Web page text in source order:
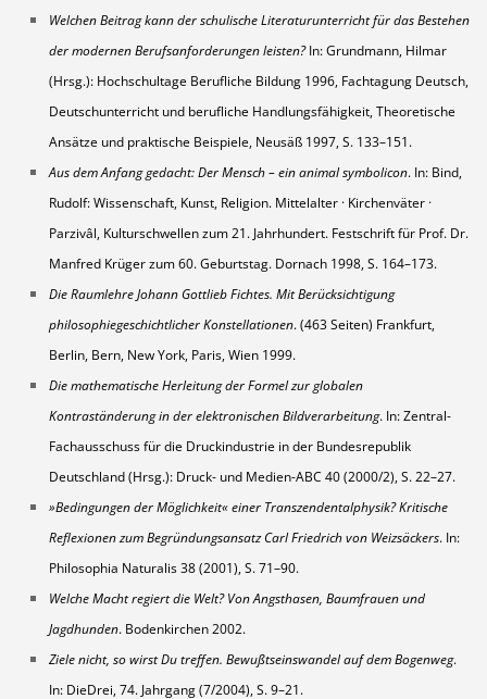
Welchen Beitrag kann der schulische Literaturunterricht für das Bestehen
der modernen Berufsanforderungen leisten?In: Grundmann, Hilmar
(Hrsg.): Hochschultage Berufliche Bildung 1996, Fachtagung Deutsch,
Deutschunterricht und berufliche Handlungsfähigkeit, Theoretische
Ansätze und praktische Beispiele, Neusäß 1997, S. 133–151.
Aus dem Anfang gedacht: Der Mensch – ein animal symbolicon. In: Bind,
Rudolf: Wissenschaft, Kunst, Religion. Mittelalter · Kirchenväter ·
Parzivâl, Kulturschwellen zum 21. Jahrhundert. Festschrift für Prof. Dr.
Manfred Krüger zum 60. Geburtstag. Dornach 1998, S. 164–173.
Die Raumlehre Johann Gottlieb Fichtes. Mit Berücksichtigung
philosophiegeschichtlicher Konstellationen. (463 Seiten) Frankfurt,
Berlin, Bern, New York, Paris, Wien 1999.
Die mathematische Herleitung der Formel zur globalen
Kontraständerung in der elektronischen Bildverarbeitung. In: Zentral-
Fachausschuss für die Druckindustrie in der Bundesrepublik
Deutschland (Hrsg.): Druck- und Medien-ABC 40 (2000/2), S. 22–27.
»Bedingungen der Möglichkeit« einer Transzendentalphysik? Kritische
Reflexionen zum Begründungsansatz Carl Friedrich von Weizsäckers. In:
Philosophia Naturalis 38 (2001), S. 71–90.
Welche Macht regiert die Welt? Von Angsthasen, Baumfrauen und
Jagdhunden. Bodenkirchen 2002.
Ziele nicht, so wirst Du treffen. Bewußtseinswandel auf dem Bogenweg.
In: DieDrei, 74. Jahrgang (7/2004), S. 9–21.